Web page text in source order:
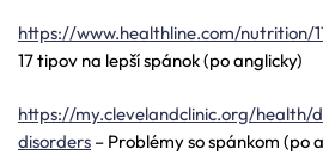
https://www.healthline.com/
17 tipov na lepší spánok (po anglicky)
https://my.clevelandclinic.org/health/
disorders – Problémy so spánkom (po